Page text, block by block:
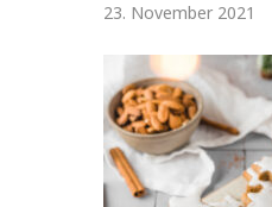
23. November 2021